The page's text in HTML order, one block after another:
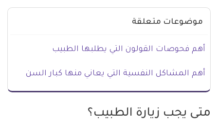
موضوعات متعلقة
أهم فحوصات القولون التي يطلبها الطبيب
أهم المشاكل النفسية التي يعاني منها كبار السن
متى يجب زيارة الطبيب؟